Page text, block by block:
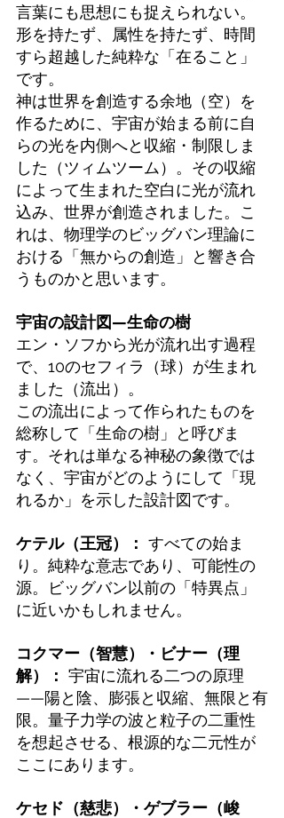
言葉にも思想にも捉えられない。
形を持たず、属性を持たず、時間
すら超越した純粋な「在ること」
です。
神は世界を創造する余地（空）を
作るために、宇宙が始まる前に自
らの光を内側へと収縮・制限しま
した（ツィムツーム）。その収縮
によって生まれた空白に光が流れ
込み、世界が創造されました。こ
れは、物理学のビッグバン理論に
おける「無からの創造」と響き合
うものかと思います。
宇宙の設計図—生命の樹
エン・ソフから光が流れ出す過程
で、10のセフィラ（球）が生まれ
ました（流出）。
この流出によって作られたものを
総称して「生命の樹」と呼びま
す。それは単なる神秘の象徴では
なく、宇宙がどのようにして「現
れるか」を示した設計図です。
ケテル（王冠）： すべての始ま
り。純粋な意志であり、可能性の
源。ビッグバン以前の「特異点」
に近いかもしれません。
コクマー（智慧）・ビナー（理
解）： 宇宙に流れる二つの原理
——陽と陰、膨張と収縮、無限と有
限。量子力学の波と粒子の二重性
を想起させる、根源的な二元性が
ここにあります。
ケセド（慈悲）・ゲブラー（峻